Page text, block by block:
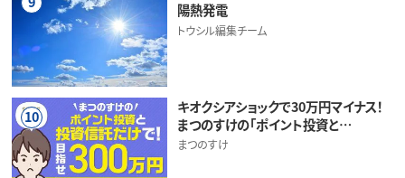
陽熱発電
トウシル編集チーム
10
キオクシアショックで30万円マイナス！
まつのすけの「ポイント投資と…
まつのすけ